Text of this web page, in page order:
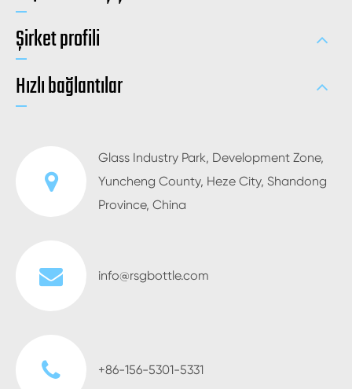
Şirket profili
Hızlı bağlantılar
Glass Industry Park, Development Zone,
Yuncheng County, Heze City, Shandong
Province, China
info@rsgbottle.com
+86-156-5301-5331